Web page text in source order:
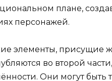
плане,
персонажей.
элементы, присущие
во второй
Они могут быть